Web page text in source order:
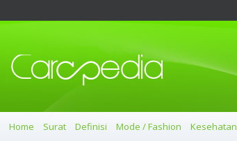
Home Surat Definisi Mode / Fashion Kesehatan